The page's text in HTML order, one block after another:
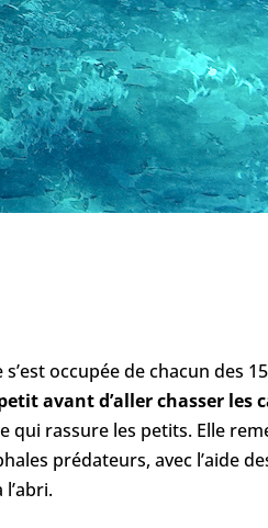
occupée de chacun des
avant d’aller chasser les
qui rassure les petits. Elle
prédateurs, avec l’aide